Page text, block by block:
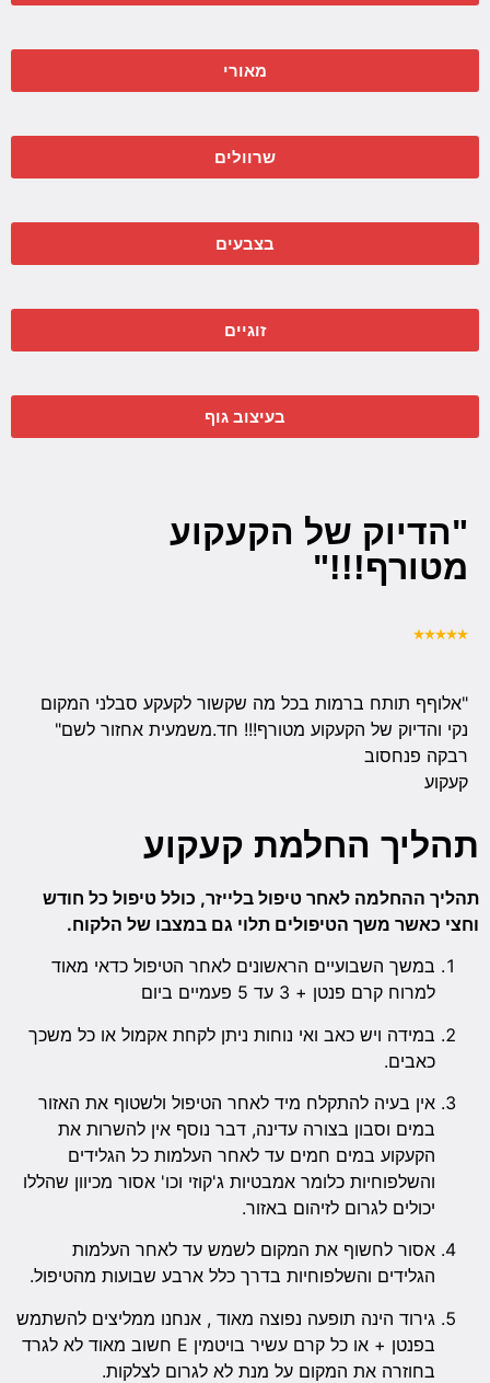
מאורי
שרוולים
בצבעים
זוגיים
בעיצוב גוף
"הדיוק של הקעקוע
מטורף!!!"
"אלוףף תותח ברמות בכל מה שקשור לקעקע סבלני המקום
נקי והדיוק של הקעקוע מטורף!!! חד.משמעית אחזור לשם"
רבקה פנחסוב
קעקוע
תהליך החלמת קעקוע
תהליך ההחלמה לאחר טיפול בלייזר, כולל טיפול כל חודש
וחצי כאשר משך הטיפולים תלוי גם במצבו של הלקוח.
במשך השבועיים הראשונים לאחר הטיפול כדאי מאוד
למרוח קרם פנטן + 3 עד 5 פעמיים ביום
במידה ויש כאב ואי נוחות ניתן לקחת אקמול או כל משכך
כאבים.
אין בעיה להתקלח מיד לאחר הטיפול ולשטוף את האזור
במים וסבון בצורה עדינה, דבר נוסף אין להשרות את
הקעקוע במים חמים עד לאחר העלמות כל הגלידים
והשלפוחיות כלומר אמבטיות ג'קוזי וכו' אסור מכיוון שהללו
יכולים לגרום לזיהום באזור.
אסור לחשוף את המקום לשמש עד לאחר העלמות
הגלידים והשלפוחיות בדרך כלל ארבע שבועות מהטיפול.
גירוד הינה תופעה נפוצה מאוד , אנחנו ממליצים להשתמש
בפנטן + או כל קרם עשיר בויטמין E חשוב מאוד לא לגרד
בחוזרה את המקום על מנת לא לגרום לצלקות.